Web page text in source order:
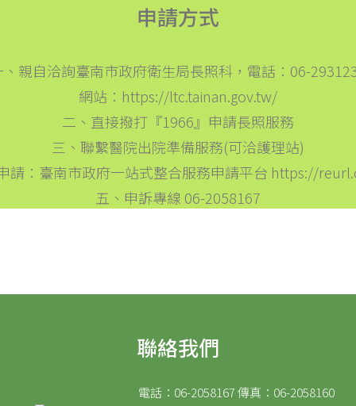
申請方式
、親自洽詢臺南市政府衛生局長照科，電話：06-
網站： https://ltc.tainan.gov.tw/
二、直接撥打『1966』申請長照服務
三、聯繫醫院出院準備服務(可洽護理站)
請：臺南市政府一站式整合服務申請平台 https://
五、申訴專線 06-2058167
聯絡我們
電話：06-2058167 傳真：06-2058160